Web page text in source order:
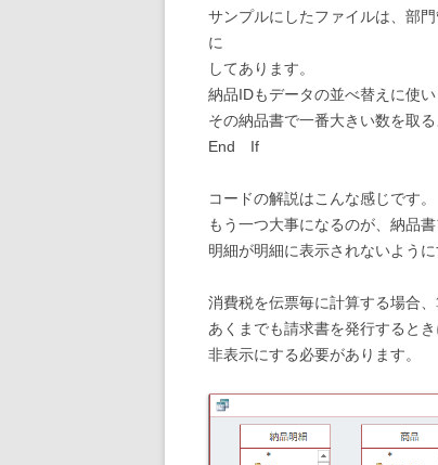
サンプルにしたファイルは、部
に
してあります。
納品IDもデータの並べ替えに使
その納品書で一番大きい数を取る
End If
コードの解説はこんな感じです。
もう一つ大事になるのが、納品
明細が明細に表示されないように
消費税を伝票毎に計算する場合
あくまでも請求書を発行すると
非表示にする必要があります。